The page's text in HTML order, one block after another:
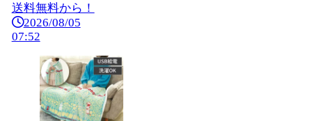
送料無料から！
2026/08/05
07:52